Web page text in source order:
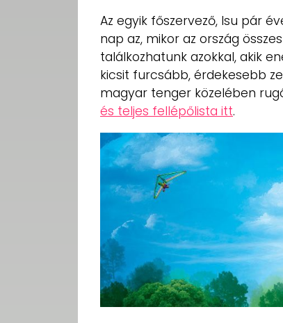
Az egyik főszervező, Isu pár
nap az, mikor az ország
találkozhatunk azokkal, akik
kicsit furcsább, érdekesebb
magyar tenger közelében
és teljes fellépőlista itt.